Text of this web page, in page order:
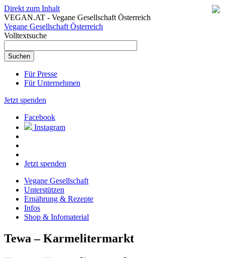
Direkt zum Inhalt
VEGAN.AT - Vegane Gesellschaft Österreich
Vegane Gesellschaft Österreich
Volltextsuche
Für Presse
Für Unternehmen
Jetzt spenden
Facebook
Instagram
Jetzt spenden
Vegane Gesellschaft
Unterstützen
Ernährung & Rezepte
Infos
Shop & Infomaterial
Tewa – Karmelitermarkt